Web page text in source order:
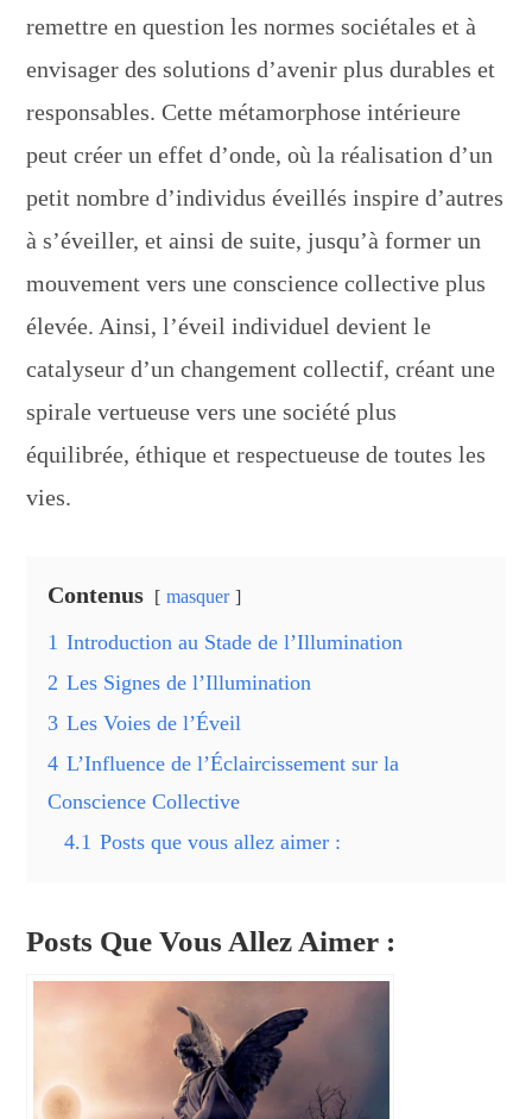
remettre en question les normes sociétales et à
envisager des solutions d’avenir plus durables et
responsables. Cette métamorphose intérieure
peut créer un effet d’onde, où la réalisation d’un
petit nombre d’individus éveillés inspire d’autres
à s’éveiller, et ainsi de suite, jusqu’à former un
mouvement vers une conscience collective plus
élevée. Ainsi, l’éveil individuel devient le
catalyseur d’un changement collectif, créant une
spirale vertueuse vers une société plus
équilibrée, éthique et respectueuse de toutes les
vies.
Contenus masquer
1 Introduction au Stade de l’Illumination
2 Les Signes de l’Illumination
3 Les Voies de l’Éveil
4 L’Influence de l’Éclaircissement sur la
Conscience Collective
4.1 Posts que vous allez aimer :
Posts Que Vous Allez Aimer :